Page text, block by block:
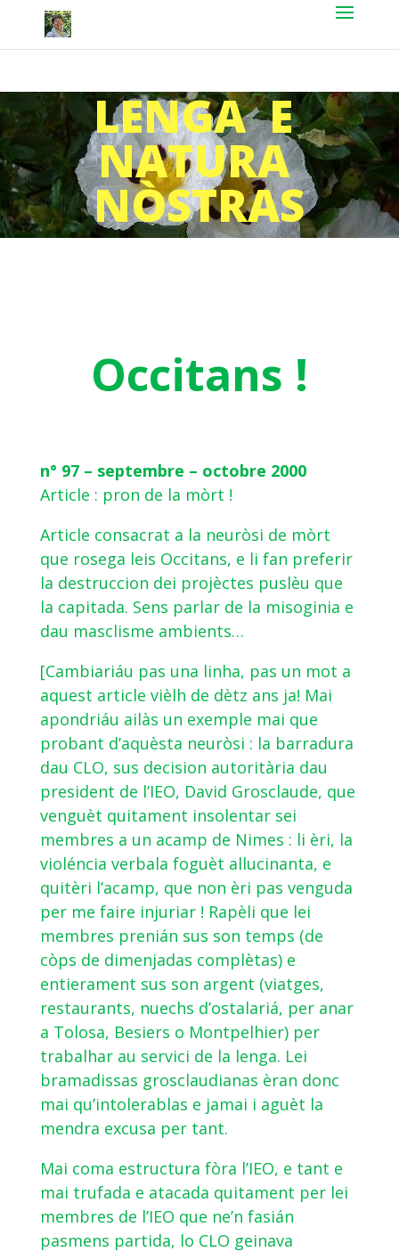
LENGA E
NATURA
NÒSTRAS
Occitans !
n° 97 – septembre – octobre 2000
Article : pron de la mòrt !
Article consacrat a la neuròsi de mòrt
que rosega leis Occitans, e li fan preferir
la destruccion dei projèctes puslèu que
la capitada. Sens parlar de la misoginia e
dau masclisme ambients…
[Cambiariáu pas una linha, pas un mot a
aquest article vièlh de dètz ans ja! Mai
apondriáu ailàs un exemple mai que
probant d’aquèsta neuròsi : la barradura
dau CLO, sus decision autoritària dau
president de l’IEO, David Grosclaude, que
venguèt quitament insolentar sei
membres a un acamp de Nimes : li èri, la
violéncia verbala foguèt allucinanta, e
quitèri l’acamp, que non èri pas venguda
per me faire injuriar ! Rapèli que lei
membres prenián sus son temps (de
còps de dimenjadas complètas) e
entierament sus son argent (viatges,
restaurants, nuechs d’ostalariá, per anar
a Tolosa, Besiers o Montpelhier) per
trabalhar au servici de la lenga. Lei
bramadissas grosclaudianas èran donc
mai qu’intolerablas e jamai i aguèt la
mendra excusa per tant.
Mai coma estructura fòra l’IEO, e tant e
mai trufada e atacada quitament per lei
membres de l’IEO que ne’n fasián
pasmens partida, lo CLO geinava